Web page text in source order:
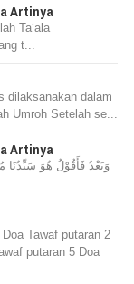
Artinya
t...
dilaksanakan dalam
Umroh Setelah se...
Artinya
وَبَعْدُ فَأَقُوْلُ هُوَ سَيِّدُنَا
Tawaf putaran 2
putaran 5 Doa